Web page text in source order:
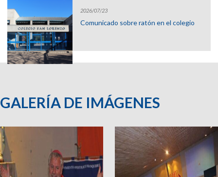
2026/07/23
Comunicado sobre ratón en el colegio
GALERÍA DE IMÁGENES